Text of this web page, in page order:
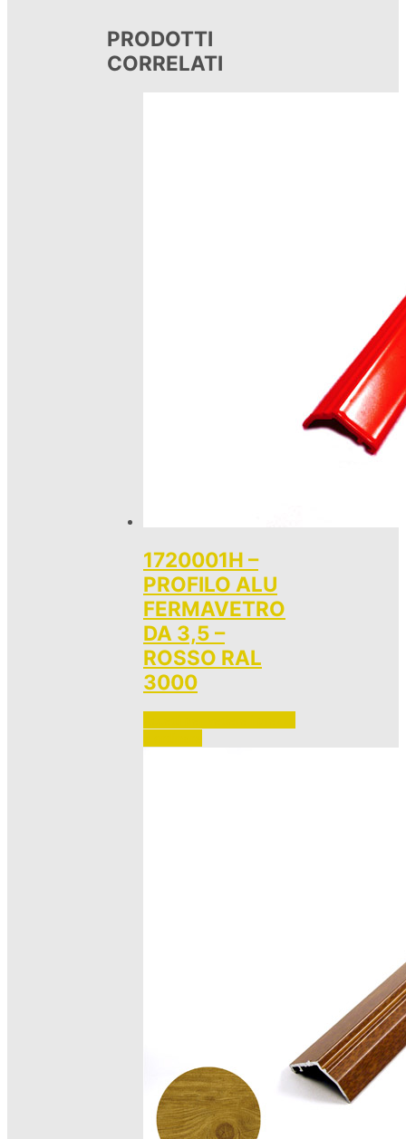
PRODOTTI
CORRELATI
1720001H –
PROFILO ALU
FERMAVETRO
DA 3,5 –
ROSSO RAL
3000